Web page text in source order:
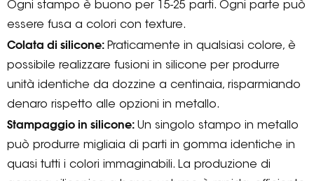
Ogni stampo è buono per 15-25 parti. Ogni parte può
essere fusa a colori con texture.
Colata di silicone: Praticamente in qualsiasi colore, è
possibile realizzare fusioni in silicone per produrre
unità identiche da dozzine a centinaia, risparmiando
denaro rispetto alle opzioni in metallo.
Stampaggio in silicone: Un singolo stampo in metallo
può produrre migliaia di parti in gomma identiche in
quasi tutti i colori immaginabili. La produzione di